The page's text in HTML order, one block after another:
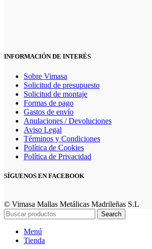
INFORMACIÓN DE INTERÉS
Sobre Vimasa
Solicitud de presupuesto
Solicitud de montaje
Formas de pago
Gastos de envío
Anulaciones / Devoluciones
Aviso Legal
Términos y Condiciones
Política de Cookies
Política de Privacidad
SÍGUENOS EN FACEBOOK
© Vimasa Mallas Metálicas Madrileñas S.L
Search
Menú
Tienda